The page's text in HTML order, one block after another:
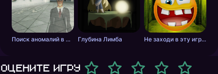
Поиск аномалий в метро Глубина Лимба Не заходи в эту игру ночью
Оцените игру